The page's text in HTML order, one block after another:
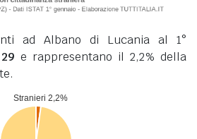
ad Albano di Lucania al 1°
29 e rappresentano il 2,2% della